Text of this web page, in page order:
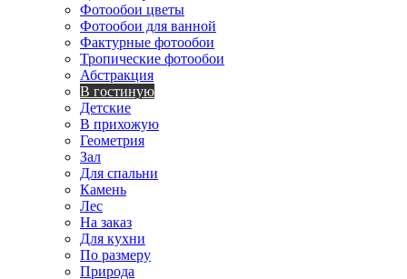
Фотообои цветы
Фотообои для ванной
Фактурные фотообои
Тропические фотообои
Абстракция
В гостиную
Детские
В прихожую
Геометрия
Зал
Для спальни
Камень
Лес
На заказ
Для кухни
По размеру
Природа